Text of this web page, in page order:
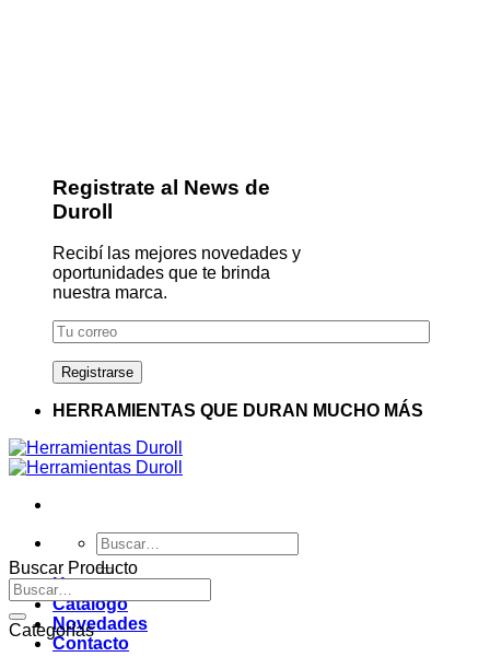
Registrate al News de
Duroll
Recibí las mejores novedades y
oportunidades que te brinda
nuestra marca.
HERRAMIENTAS QUE DURAN MUCHO MÁS
Buscar
por:
Home
Catálogo
Novedades
Contacto
Buscar Producto
Buscar
por:
Categorías